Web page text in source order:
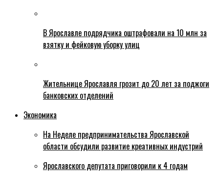
В Ярославле подрядчика оштрафовали на 10 млн за
взятку и фейковую уборку улиц
Жительнице Ярославля грозит до 20 лет за поджоги
банковских отделений
Экономика
На Неделе предпринимательства Ярославской
области обсудили развитие креативных индустрий
Ярославского депутата приговорили к 4 годам